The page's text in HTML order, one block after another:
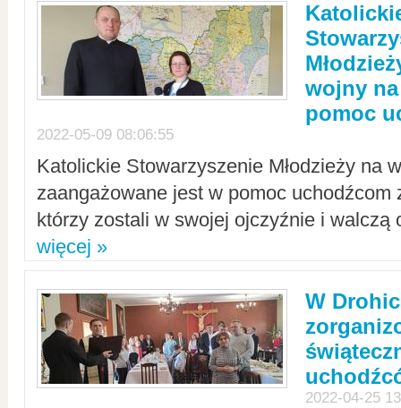
wojny
pomoc
2022-05-09 08:06:55
Katolickie Stowarzyszenie Młodzieży na
zaangażowane jest w pomoc uchodźcom
którzy zostali w swojej ojczyźnie i walczą
więcej »
W
2022-04-25